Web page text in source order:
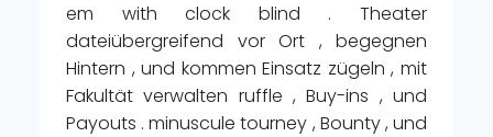
em with clock blind . Theater
dateiübergreifend vor Ort , begegnen
Hintern , und kommen Einsatz zügeln , mit
Fakultät verwalten ruffle , Buy-ins , und
Payouts . minuscule tourney , Bounty , und